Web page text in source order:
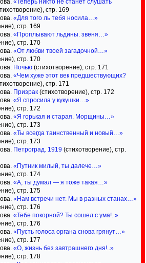
«Теперь никто не станет слушать
стр. 169
«Для того ль тебя носила…»
стр. 169
«Проплывают льдины. звеня…»
стр. 170
«От любви твоей загадочной…»
стр. 170
Ночью (стихотворение), стр. 171
«Чем хуже этот век предшествующих?
стр. 171
Призрак (стихотворение), стр. 172
«Я спросила у кукушки…»
стр. 172
«Я горькая и старая. Морщины…»
стр. 173
«Ты всегда таинственный и новый…»
стр. 173
Петроград. 1919 (стихотворение), стр.
«Путник милый, ты далече…»
стр. 174
«А, ты думал — я тоже такая…»
стр. 175
«Нам встречи нет. Мы в разных станах…»
стр. 176
«Тебе покорной? Ты сошел с ума!..»
стр. 176
«Пусть голоса органа снова грянут…»
стр. 177
«О, жизнь без завтрашнего дня!..»
стр. 178